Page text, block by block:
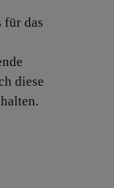
das
diese